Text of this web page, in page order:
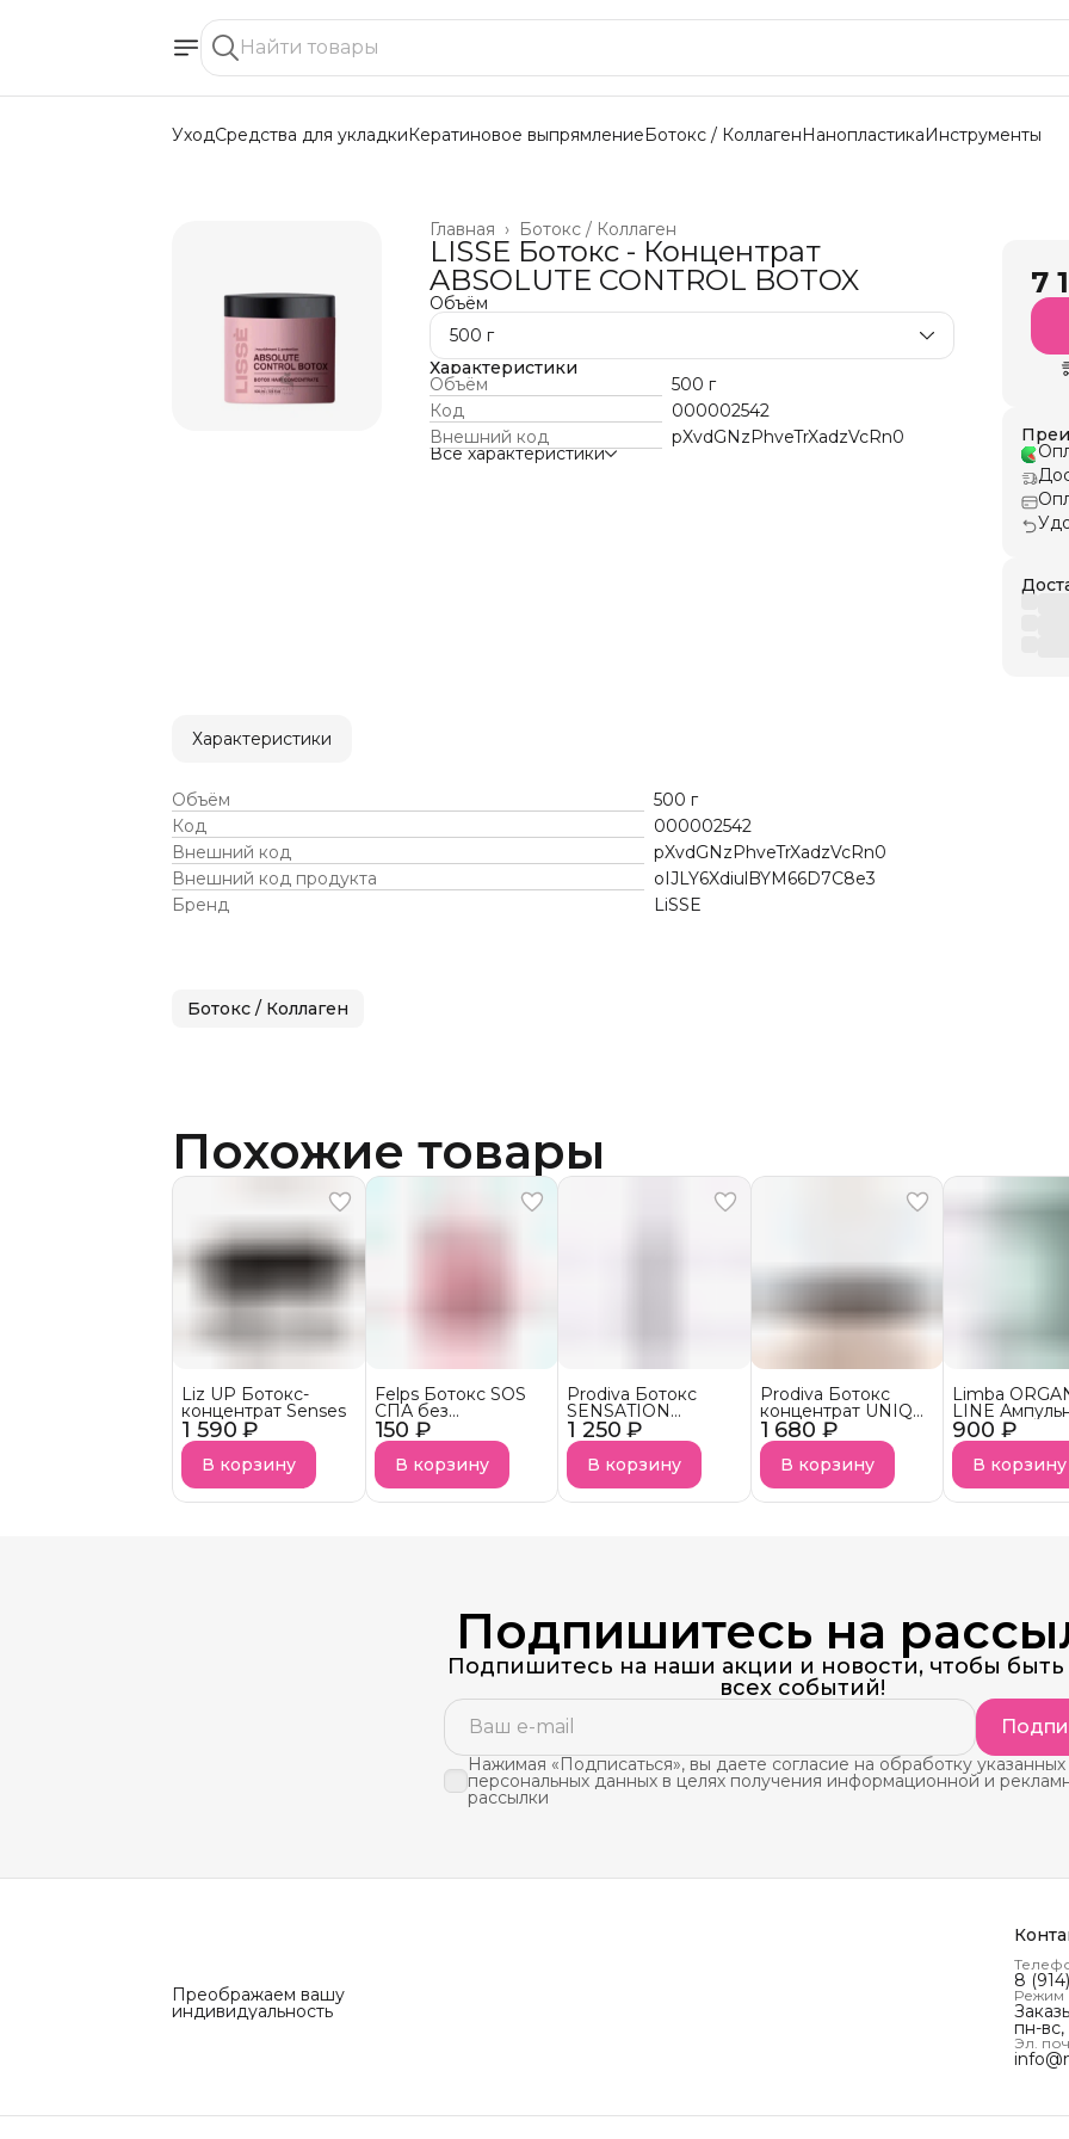
УходСредства для укладкиКератиновое выпрямлениеБотокс / КоллагенНанопластикаИнструменты
Ботокс / Коллаген
Главная ›
LISSE Ботокс - Концентрат
ABSOLUTE CONTROL BOTOX
Объём
500 г
Характеристики
Объём
500 г
Код
000002542
Внешний код
pXvdGNzPhveTrXadzVcRn0
Все характеристики
7
Характеристики
Объём
500 г
Код
000002542
Внешний код
pXvdGNzPhveTrXadzVcRn0
Внешний код продукта
oIJLY6XdiulBYM66D7C8e3
Бренд
LiSSE
Ботокс / Коллаген
Похожие товары
1 590 ₽
Liz UP Ботокс-
концентрат Senses
В корзину
150 ₽
Felps Ботокс SOS
СПА без
выпрямляющего
эффекта АКЦИЯ!
В корзину
1 250 ₽
Prodiva Ботокс
SENSATION
BLOND
тонирующий
В корзину
1 680 ₽
Prodiva Ботокс
концентрат UNIQ
BLEND
В корзину
900 ₽
Limba
LINE
ботокс
для волос
Concetrat
В корзину
Подпишитесь на
Подпишитесь на наши акции и новости, чтобы быть
всех событий!
Нажимая «Подписаться», вы даете согласие на обработку указанных
персональных данных в целях получения информационной и
рассылки
Преображаем вашу
индивидуальность
8
Режим
пн-
Эл.